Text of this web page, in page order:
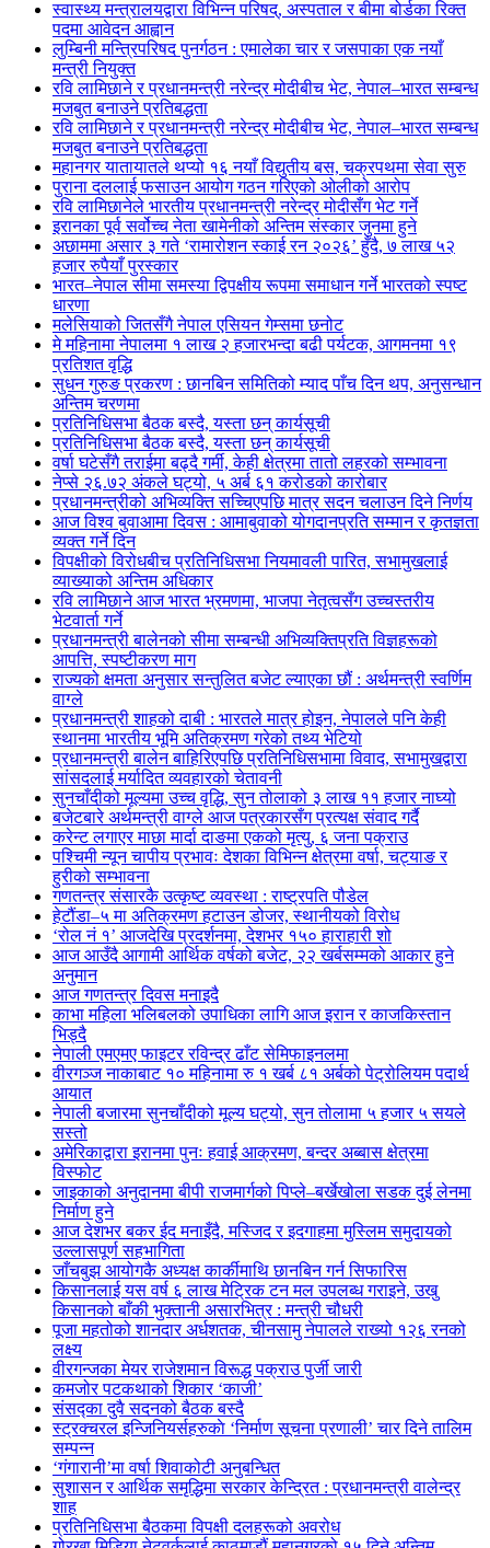
स्वास्थ्य मन्त्रालयद्वारा विभिन्न परिषद्, अस्पताल र बीमा बोर्डका रिक्त
पदमा आवेदन आह्वान
लुम्बिनी मन्त्रिपरिषद पुनर्गठन : एमालेका चार र जसपाका एक नयाँ
मन्त्री नियुक्त
रवि लामिछाने र प्रधानमन्त्री नरेन्द्र मोदीबीच भेट, नेपाल–भारत सम्बन्ध
मजबुत बनाउने प्रतिबद्धता
रवि लामिछाने र प्रधानमन्त्री नरेन्द्र मोदीबीच भेट, नेपाल–भारत सम्बन्ध
मजबुत बनाउने प्रतिबद्धता
महानगर यातायातले थप्यो १६ नयाँ विद्युतीय बस, चक्रपथमा सेवा सुरु
पुराना दललाई फसाउन आयोग गठन गरिएको ओलीको आरोप
रवि लामिछानेले भारतीय प्रधानमन्त्री नरेन्द्र मोदीसँग भेट गर्ने
इरानका पूर्व सर्वोच्च नेता खामेनीको अन्तिम संस्कार जुनमा हुने
अछाममा असार ३ गते ‘रामारोशन स्काई रन २०२६’ हुँदै, ७ लाख ५२
हजार रुपैयाँ पुरस्कार
भारत–नेपाल सीमा समस्या द्विपक्षीय रूपमा समाधान गर्ने भारतको स्पष्ट
धारणा
मलेसियाको जितसँगै नेपाल एसियन गेम्समा छनोट
मे महिनामा नेपालमा १ लाख २ हजारभन्दा बढी पर्यटक, आगमनमा १९
प्रतिशत वृद्धि
सुधन गुरुङ प्रकरण : छानबिन समितिको म्याद पाँच दिन थप, अनुसन्धान
अन्तिम चरणमा
प्रतिनिधिसभा बैठक बस्दै, यस्ता छन् कार्यसूची
प्रतिनिधिसभा बैठक बस्दै, यस्ता छन् कार्यसूची
वर्षा घटेसँगै तराईमा बढ्दै गर्मी, केही क्षेत्रमा तातो लहरको सम्भावना
नेप्से २६.७२ अंकले घट्यो, ५ अर्ब ६१ करोडको कारोबार
प्रधानमन्त्रीको अभिव्यक्ति सच्चिएपछि मात्र सदन चलाउन दिने निर्णय
आज विश्व बुवाआमा दिवस : आमाबुवाको योगदानप्रति सम्मान र कृतज्ञता
व्यक्त गर्ने दिन
विपक्षीको विरोधबीच प्रतिनिधिसभा नियमावली पारित, सभामुखलाई
व्याख्याको अन्तिम अधिकार
रवि लामिछाने आज भारत भ्रमणमा, भाजपा नेतृत्वसँग उच्चस्तरीय
भेटवार्ता गर्ने
प्रधानमन्त्री बालेनको सीमा सम्बन्धी अभिव्यक्तिप्रति विज्ञहरूको
आपत्ति, स्पष्टीकरण माग
राज्यको क्षमता अनुसार सन्तुलित बजेट ल्याएका छौं : अर्थमन्त्री स्वर्णिम
वाग्ले
प्रधानमन्त्री शाहको दाबी : भारतले मात्र होइन, नेपालले पनि केही
स्थानमा भारतीय भूमि अतिक्रमण गरेको तथ्य भेटियो
प्रधानमन्त्री बालेन बाहिरिएपछि प्रतिनिधिसभामा विवाद, सभामुखद्वारा
सांसदलाई मर्यादित व्यवहारको चेतावनी
सुनचाँदीको मूल्यमा उच्च वृद्धि, सुन तोलाको ३ लाख ११ हजार नाघ्यो
बजेटबारे अर्थमन्त्री वाग्ले आज पत्रकारसँग प्रत्यक्ष संवाद गर्दै
करेन्ट लगाएर माछा मार्दा दाङमा एकको मृत्यु, ६ जना पक्राउ
पश्चिमी न्यून चापीय प्रभावः देशका विभिन्न क्षेत्रमा वर्षा, चट्याङ र
हुरीको सम्भावना
गणतन्त्र संसारकै उत्कृष्ट व्यवस्था : राष्ट्रपति पौडेल
हेटौंडा–५ मा अतिक्रमण हटाउन डोजर, स्थानीयको विरोध
‘रोल नं १’ आजदेखि प्रदर्शनमा, देशभर १५० हाराहारी शो
आज आउँदै आगामी आर्थिक वर्षको बजेट, २२ खर्बसम्मको आकार हुने
अनुमान
आज गणतन्त्र दिवस मनाइदै
काभा महिला भलिबलको उपाधिका लागि आज इरान र काजकिस्तान
भिड्दै
नेपाली एमएमए फाइटर रविन्द्र ढाँट सेमिफाइनलमा
वीरगञ्ज नाकाबाट १० महिनामा रु १ खर्ब ८१ अर्बको पेट्रोलियम पदार्थ
आयात
नेपाली बजारमा सुनचाँदीको मूल्य घट्यो, सुन तोलामा ५ हजार ५ सयले
सस्तो
अमेरिकाद्वारा इरानमा पुनः हवाई आक्रमण, बन्दर अब्बास क्षेत्रमा
विस्फोट
जाइकाको अनुदानमा बीपी राजमार्गको पिप्ले–बर्खेखोला सडक दुई लेनमा
निर्माण हुने
आज देशभर बकर ईद मनाइँदै, मस्जिद र इदगाहमा मुस्लिम समुदायको
उल्लासपूर्ण सहभागिता
जाँचबुझ आयोगकै अध्यक्ष कार्कीमाथि छानबिन गर्न सिफारिस
किसानलाई यस वर्ष ६ लाख मेट्रिक टन मल उपलब्ध गराइने, उखु
किसानको बाँकी भुक्तानी असारभित्र : मन्त्री चौधरी
पूजा महतोको शानदार अर्धशतक, चीनसामु नेपालले राख्यो १२६ रनको
लक्ष्य
वीरगन्जका मेयर राजेशमान विरूद्ध पक्राउ पुर्जी जारी
कमजोर पटकथाको शिकार ‘काजी’
संसद्का दुवै सदनको बैठक बस्दै
स्ट्रक्चरल इन्जिनियर्सहरुकाे ‘निर्माण सूचना प्रणाली’ चार दिने तालिम
सम्पन्न
‘गंगारानी’मा वर्षा शिवाकोटी अनुबन्धित
सुशासन र आर्थिक समृद्धिमा सरकार केन्द्रित : प्रधानमन्त्री वालेन्द्र
शाह
प्रतिनिधिसभा बैठकमा विपक्षी दलहरूको अवरोध